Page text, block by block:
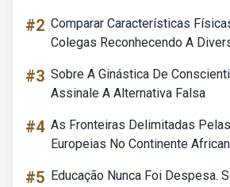
#2 Comparar Características
Colegas Reconhecendo A
#3 Sobre A Ginástica De
Assinale A Alternativa Falsa
#4 As Fronteiras Delimitadas
Europeias No Continente
#5 Educação Nunca Foi Despesa.